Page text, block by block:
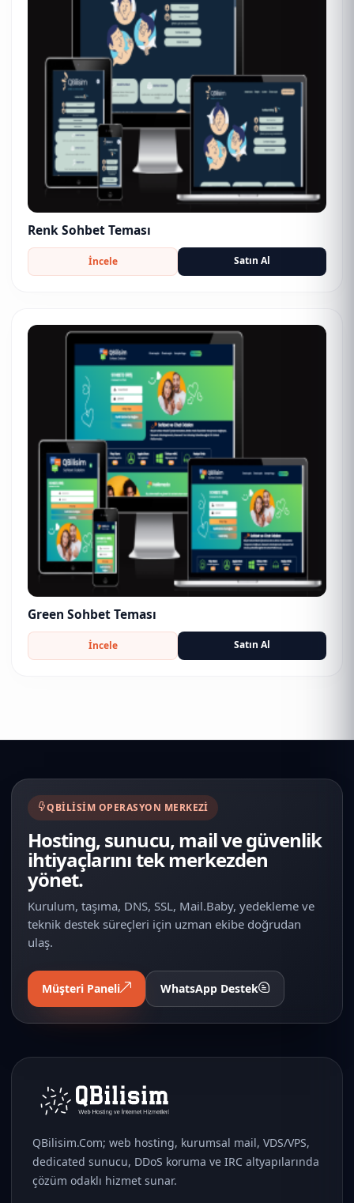
Renk Sohbet Teması
İncele Satın Al
Green Sohbet Teması
İncele Satın Al
QBILISIM OPERASYON MERKEZI
Hosting, sunucu, mail ve güvenlik
ihtiyaçlarını tek merkezden
yönet.
Kurulum, taşıma, DNS, SSL, Mail.Baby, yedekleme ve
teknik destek süreçleri için uzman ekibe doğrudan
ulaş.
Müşteri Paneli WhatsApp Destek
QBilisim.Com; web hosting, kurumsal mail, VDS/VPS,
dedicated sunucu, DDoS koruma ve IRC altyapılarında
çözüm odaklı hizmet sunar.